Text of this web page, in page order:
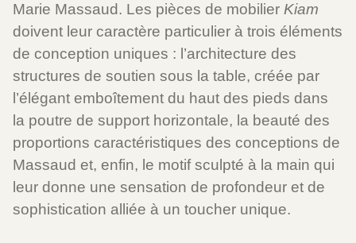
Marie Massaud. Les pièces de mobilier Kiam
doivent leur caractère particulier à trois éléments
de conception uniques : l’architecture des
structures de soutien sous la table, créée par
l’élégant emboîtement du haut des pieds dans
la poutre de support horizontale, la beauté des
proportions caractéristiques des conceptions de
Massaud et, enfin, le motif sculpté à la main qui
leur donne une sensation de profondeur et de
sophistication alliée à un toucher unique.